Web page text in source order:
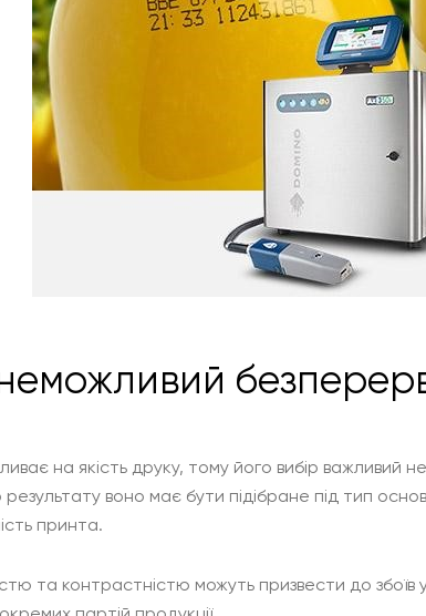
на якість друку, тому його вибір важливий
воно має бути підібране під тип
принта.
та контрастністю можуть призвести до збоїв